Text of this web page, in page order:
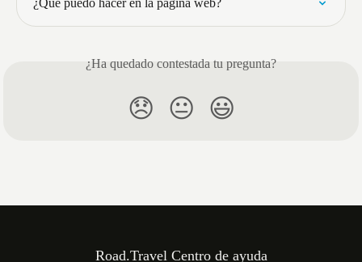
¿Qué puedo hacer en la página web?
¿Ha quedado contestada tu pregunta?
😞 😐 😃
Road.Travel Centro de ayuda